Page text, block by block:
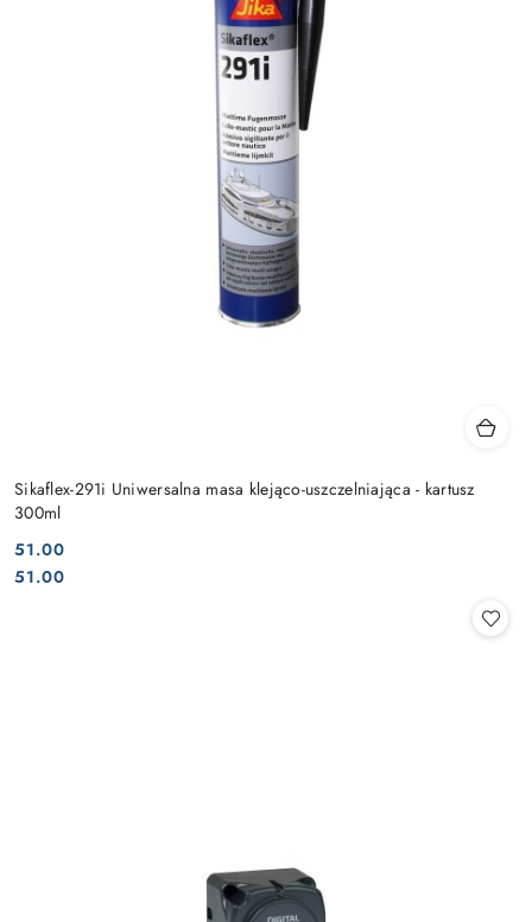
Sikaflex-291i Uniwersalna masa klejąco-uszczelniająca - kartusz
300ml
Cena:
51.00
Cena:
51.00